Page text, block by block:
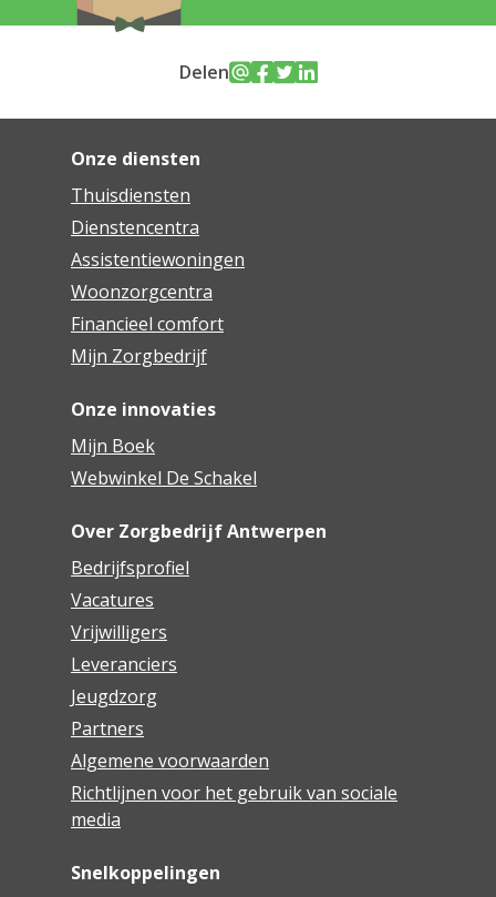
Delen
Onze diensten
Thuisdiensten
Dienstencentra
Assistentiewoningen
Woonzorgcentra
Financieel comfort
Mijn Zorgbedrijf
Onze innovaties
Mijn Boek
Webwinkel De Schakel
Over Zorgbedrijf Antwerpen
Bedrijfsprofiel
Vacatures
Vrijwilligers
Leveranciers
Jeugdzorg
Partners
Algemene voorwaarden
Richtlijnen voor het gebruik van sociale
media
Snelkoppelingen